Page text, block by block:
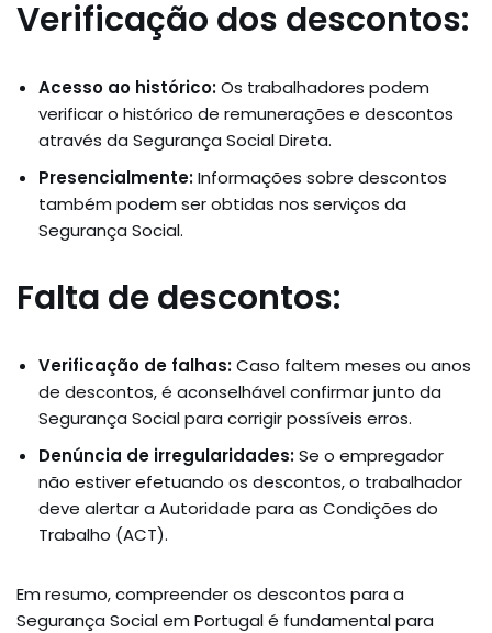
Verificação dos descontos:
Acesso ao histórico:Os trabalhadores podem
verificar o histórico de remunerações e descontos
através da Segurança Social Direta.
Presencialmente:Informações sobre descontos
também podem ser obtidas nos serviços da
Segurança Social.
Falta de descontos:
Verificação de falhas:Caso faltem meses ou anos
de descontos, é aconselhável confirmar junto da
Segurança Social para corrigir possíveis erros.
Denúncia de irregularidades:Se o empregador
não estiver efetuando os descontos, o trabalhador
deve alertar a Autoridade para as Condições do
Trabalho (ACT).
Em resumo, compreender os descontos para a
Segurança Social em Portugal é fundamental para